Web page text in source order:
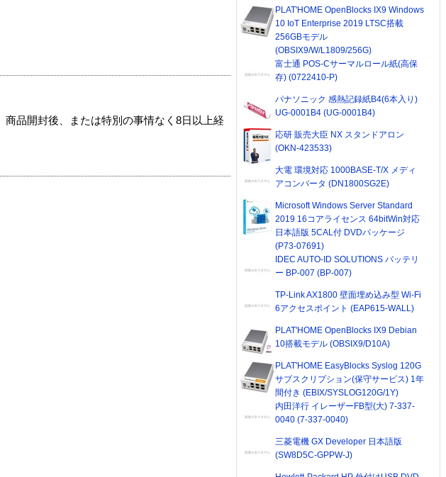
品開封後、または特別の事情なく8日以上経
PLAT'HOME OpenBlocks IX9 Windows
10 IoT Enterprise 2019 LTSC搭載
256GBモデル
(OBSIX9/W/L1809/256G)
富士通 POS-Cサーマルロール紙(高保
存) (0722410-P)
パナソニック 感熱記録紙B4(6本入り)
UG-0001B4 (UG-0001B4)
応研 販売大臣 NX スタンドアロン
(OKN-423533)
大電 環境対応 1000BASE-T/X メディ
アコンバータ (DN1800SG2E)
Microsoft Windows Server Standard
2019 16コアライセンス 64bitWin対応
日本語版 5CAL付 DVDパッケージ
(P73-07691)
IDEC AUTO-ID SOLUTIONS バッテリ
ー BP-007 (BP-007)
TP-Link AX1800 壁面埋め込み型 Wi-Fi
6アクセスポイント (EAP615-WALL)
PLAT'HOME OpenBlocks IX9 Debian
10搭載モデル (OBSIX9/D10A)
PLAT'HOME EasyBlocks Syslog 120G
サブスクリプション(保守サービス) 1年
間付き (EBIX/SYSLOG120G/1Y)
内田洋行 イレーザーFB型(大) 7-337-
0040 (7-337-0040)
三菱電機 GX Developer 日本語版
(SW8D5C-GPPW-J)